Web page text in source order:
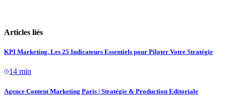
Articles liés
KPI Marketing, Les 25 Indicateurs Essentiels pour Piloter Votre Stratégie
14 min
Agence Content Marketing Paris | Stratégie & Production Editoriale